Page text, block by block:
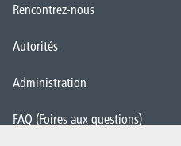
Rencontrez-nous
Autorités
Administration
FAQ (Foires aux questions)